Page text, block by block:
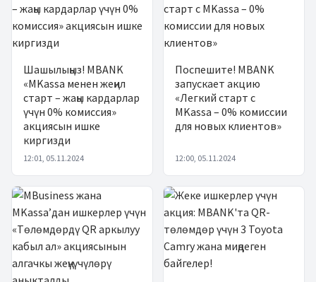
Шашылыңыз! MBANK
«MKassa менен жеңил
старт – жаңы кардарлар
үчүн 0% комиссия»
акциясын ишке
киргизди
12:01, 05.11.2024
Поспешите! MBANK
запускает акцию
«Легкий старт с
MKassa – 0% комиссии
для новых клиентов»
12:00, 05.11.2024